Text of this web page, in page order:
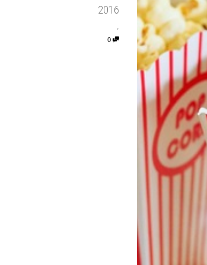
2016
,
0